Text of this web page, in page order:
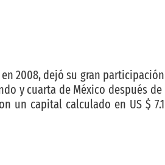
en 2008, dejó su gran participación
y cuarta de México después de
un capital calculado en US $ 7.1